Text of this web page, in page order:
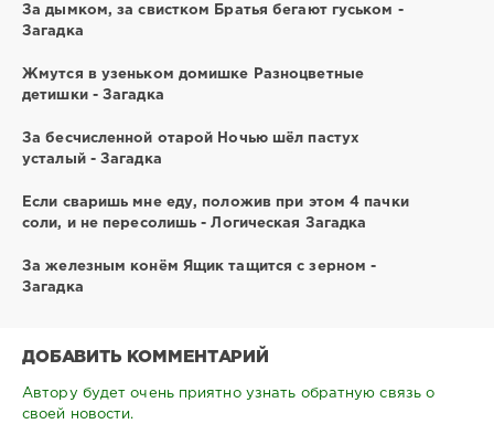
За дымком, за свистком Братья бегают гуськом -
Загадка
Жмутся в узеньком домишке Разноцветные
детишки - Загадка
За бесчисленной отарой Ночью шёл пастух
усталый - Загадка
Если сваришь мне еду, положив при этом 4 пачки
соли, и не пересолишь - Логическая Загадка
За железным конём Ящик тащится с зерном -
Загадка
ДОБАВИТЬ КОММЕНТАРИЙ
Автору будет очень приятно узнать обратную связь о
своей новости.